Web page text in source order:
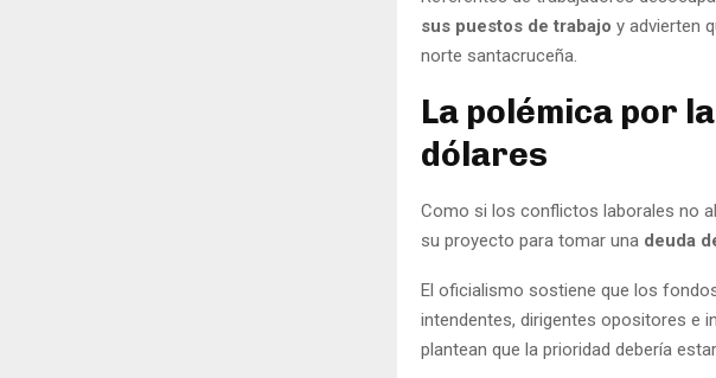
sus puestos de trabajo y advierten
norte santacruceña.
La polémica por
dólares
Como si los conflictos laborales no
su proyecto para tomar una deuda
El oficialismo sostiene que los
intendentes, dirigentes opositores e
plantean que la prioridad debería